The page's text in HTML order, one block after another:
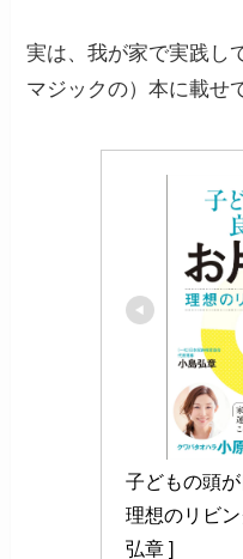
実は、我が家で実践し
マジックの）本に載せ
子どもの頭
理想のリビ
弘章 ]